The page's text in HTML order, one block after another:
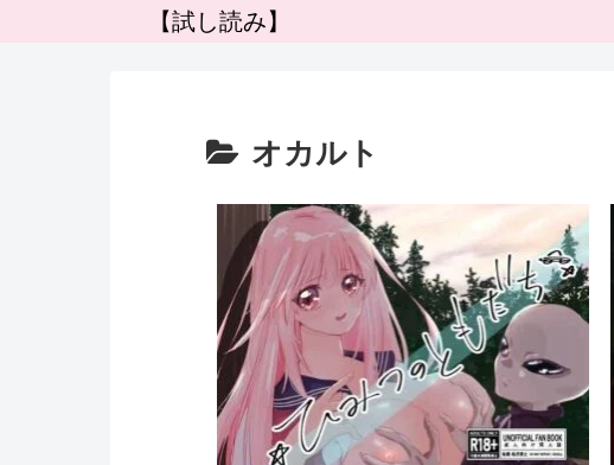
【試し読み】
オカルト